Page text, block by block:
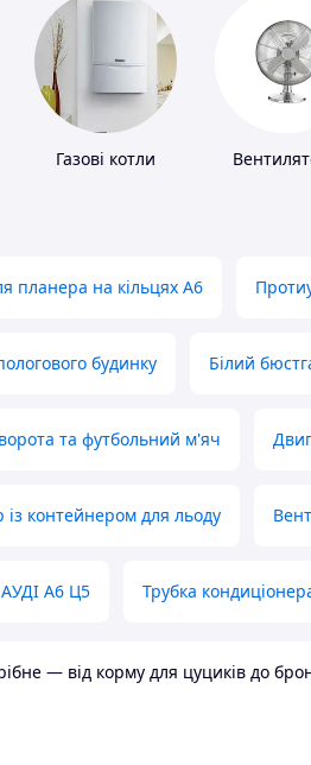
Газові котли
планера на кільцях А6
будинку Білий
та футбольний м'яч
контейнером для льоду
А6 Ц5 Трубка
— від корму для цуциків до